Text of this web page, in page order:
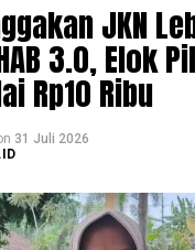
JKN
3.0, Elok
Rp10 Ribu
31 Juli 2026